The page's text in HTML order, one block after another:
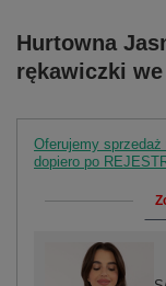
Hurtowna
rękawiczki
Oferujemy sprzedaż
dopiero po